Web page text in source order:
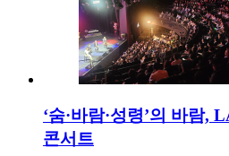
‘숨·바람·성령’의 바람
콘서트